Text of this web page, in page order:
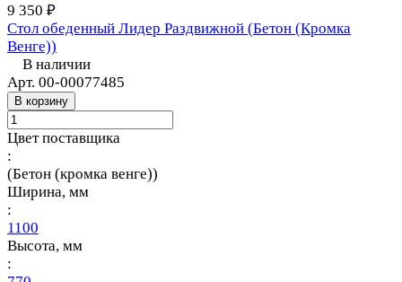
9 350 ₽
Стол обеденный Лидер Раздвижной (Бетон (Кромка
Венге))
В наличии
Арт. 00-00077485
В корзину
Цвет поставщика
:
(Бетон (кромка венге))
Ширина, мм
:
1100
Высота, мм
: